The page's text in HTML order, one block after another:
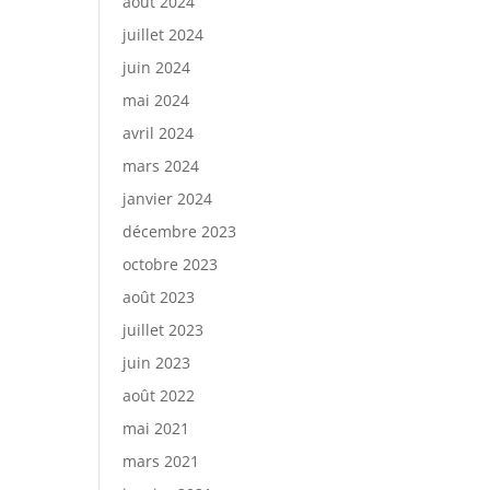
juillet 2024
juin 2024
mai 2024
avril 2024
mars 2024
janvier 2024
décembre 2023
octobre 2023
août 2023
juillet 2023
juin 2023
août 2022
mai 2021
mars 2021